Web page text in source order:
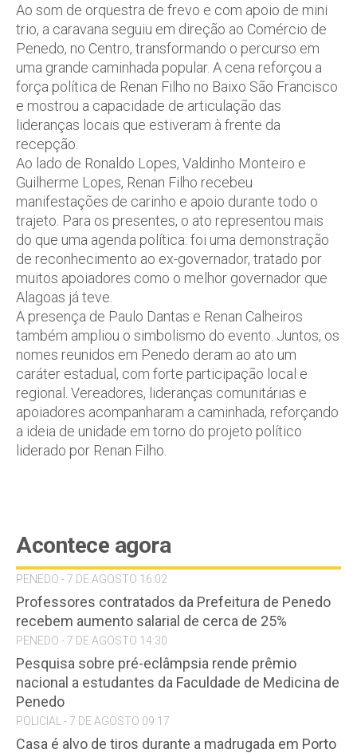
Ao som de orquestra de frevo e com apoio de mini
trio, a caravana seguiu em direção ao Comércio de
Penedo, no Centro, transformando o percurso em
uma grande caminhada popular. A cena reforçou a
força política de Renan Filho no Baixo São Francisco
e mostrou a capacidade de articulação das
lideranças locais que estiveram à frente da
recepção.
Ao lado de Ronaldo Lopes, Valdinho Monteiro e
Guilherme Lopes, Renan Filho recebeu
manifestações de carinho e apoio durante todo o
trajeto. Para os presentes, o ato representou mais
do que uma agenda política: foi uma demonstração
de reconhecimento ao ex-governador, tratado por
muitos apoiadores como o melhor governador que
Alagoas já teve.
A presença de Paulo Dantas e Renan Calheiros
também ampliou o simbolismo do evento. Juntos, os
nomes reunidos em Penedo deram ao ato um
caráter estadual, com forte participação local e
regional. Vereadores, lideranças comunitárias e
apoiadores acompanharam a caminhada, reforçando
a ideia de unidade em torno do projeto político
liderado por Renan Filho.
Acontece agora
PENEDO - 7 DE AGOSTO 16:02
Professores contratados da Prefeitura de Penedo
recebem aumento salarial de cerca de 25%
PENEDO - 7 DE AGOSTO 14:30
Pesquisa sobre pré-eclâmpsia rende prêmio
nacional a estudantes da Faculdade de Medicina de
Penedo
POLICIAL - 7 DE AGOSTO 09:17
Casa é alvo de tiros durante a madrugada em Porto